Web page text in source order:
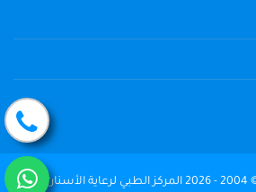
جميع الحقوق محفوظة © 2004 - 2026 المركز الطبي لرعاية الأسنان The